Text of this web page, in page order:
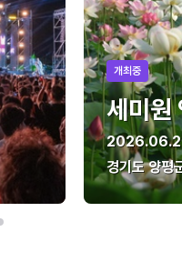
개최중
세미원
경기도 양평